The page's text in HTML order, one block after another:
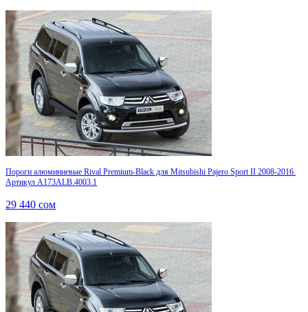
Пороги алюминиевые Rival Premium-Black для Mitsubishi Pajero Sport II 2008-2016.
Артикул A173ALB.4003.1
29 440 сом